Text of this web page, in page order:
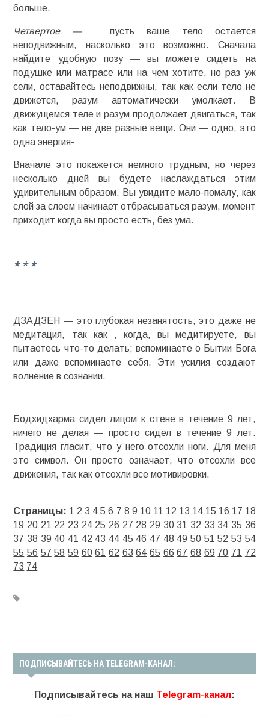
больше.
Четвертое —
пусть ваше тело остается
неподвижным, насколько это возможно. Сначала
найдите удобную позу — вы можете сидеть на
подушке или матрасе или на чем хотите, но раз уж
сели, оставайтесь неподвижны, так как если тело не
движется, разум автоматически умолкает. В
движущемся теле и разум продолжает двигаться, так
как тело-ум — не две разные вещи. Они — одно, это
одна энергия-
Вначале это покажется немного трудным, но через
несколько дней вы будете наслаждаться этим
удивительным образом. Вы увидите мало-помалу, как
слой за слоем начинает отбрасываться разум, момент
приходит когда вы просто есть, без ума.
* * *
ДЗАДЗЕН — это глубокая незанятость; это даже не
медитация, так как , когда, вы медитируете, вы
пытаетесь что-то делать; вспоминаете о Бытии Бога
или даже вспоминаете себя. Эти усилия создают
волнение в сознании.
Бодхидхарма сидел лицом к стене в течение 9 лет,
ничего не делая — просто сидел в течение 9 лет.
Традиция гласит, что у него отсохли ноги. Для меня
это символ. Он просто означает, что отсохли все
движения, так как отсохли все мотивировки.
Страницы: 1 2 3 4 5 6 7 8 9 10 11 12 13 14 15 16 17 18
19 20 21 22 23 24 25 26 27 28 29 30 31 32 33 34 35 36
37 38 39 40 41 42 43 44 45 46 47 48 49 50 51 52 53 54
55 56 57 58 59 60 61 62 63 64 65 66 67 68 69 70 71
72
73 74
ПОДПИСЫВАЙТЕСЬ НА TELEGRAM-КАНАЛ:
Подписывайтесь на наш Telegram-канал: